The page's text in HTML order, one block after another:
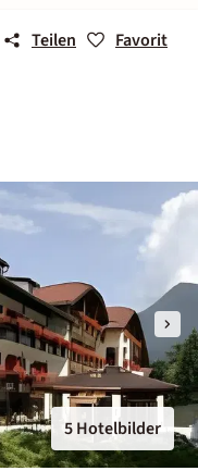
Teilen Favorit
5 Hotelbilder